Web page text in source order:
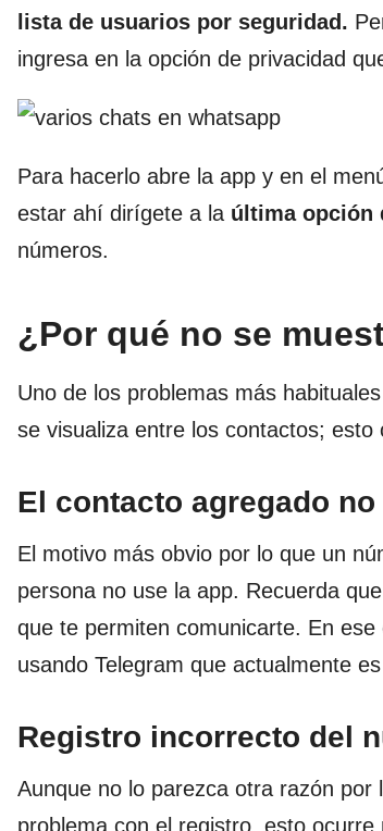
lista de usuarios por seguridad.
ingresa en la opción de privacidad
Para hacerlo abre la app y en el
estar ahí dirígete a la última opción
números.
¿Por qué no se
Uno de los problemas más
se visualiza entre los contactos;
El contacto agregado
El motivo más obvio por lo que un
persona no use la app. Recuerda
que te permiten comunicarte. En
usando Telegram que actualmente
Registro incorrecto del
Aunque no lo parezca otra razón
problema con el registro, esto